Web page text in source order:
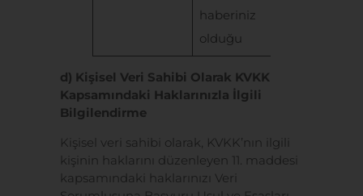
haberiniz
olduğu
d) Kişisel Veri Sahibi Olarak KVKK
Kapsamındaki Haklarınızla İlgili
Bilgilendirme
Kişisel veri sahibi olarak, KVKK’nın ilgili
kişinin haklarını düzenleyen 11. maddesi
kapsamındaki haklarınızı Veri